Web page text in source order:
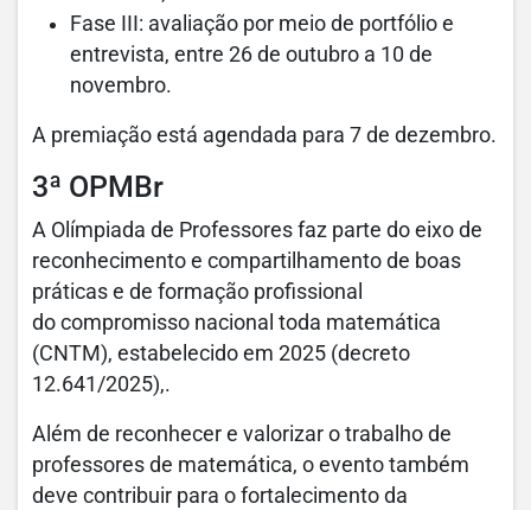
Fase III: avaliação por meio de portfólio e
entrevista, entre 26 de outubro a 10 de
novembro.
A premiação está agendada para 7 de dezembro.
3ª OPMBr
A Olímpiada de Professores faz parte do eixo de
reconhecimento e compartilhamento de boas
práticas e de formação profissional
do compromisso nacional toda matemática
(CNTM), estabelecido em 2025 (decreto
12.641/2025),.
Além de reconhecer e valorizar o trabalho de
professores de matemática, o evento também
deve contribuir para o fortalecimento da